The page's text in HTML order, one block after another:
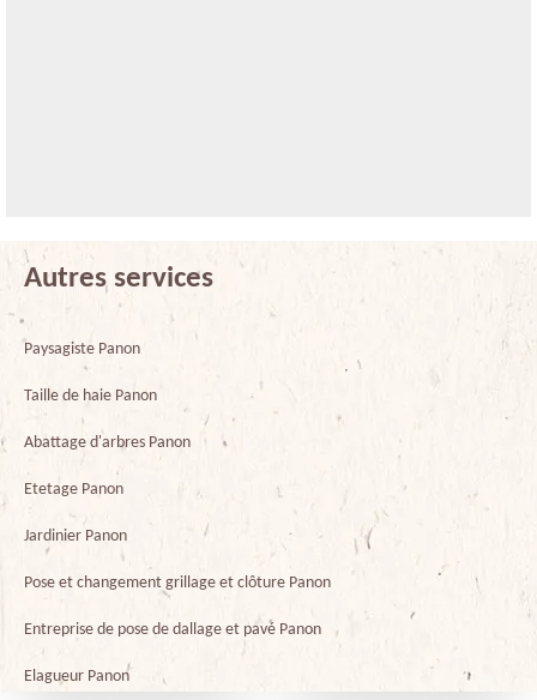
Autres services
Paysagiste Panon
Taille de haie Panon
Abattage d'arbres Panon
Etetage Panon
Jardinier Panon
Pose et changement grillage et clôture Panon
Entreprise de pose de dallage et pavé Panon
Elagueur Panon